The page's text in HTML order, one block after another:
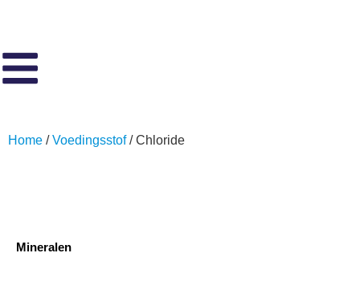
Home /Voedingsstof/ Chloride
Mineralen